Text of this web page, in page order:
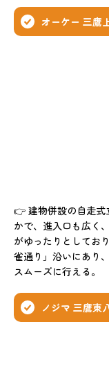
オーケー 三鷹
👉 建物併設の自走式
かで、進入口も広く
がゆったりとしてお
雀通り」沿いにあり
スムーズに行える。
ノジマ 三鷹東